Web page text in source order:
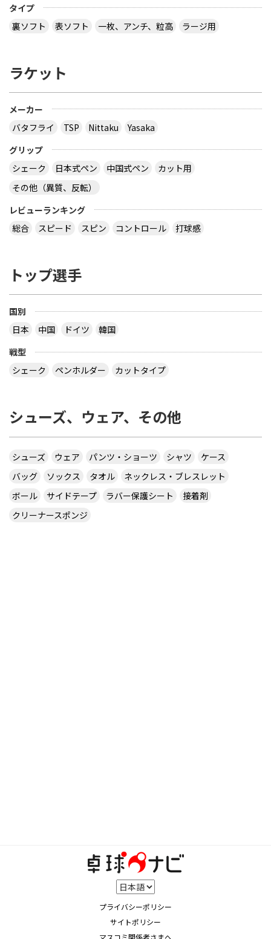
タイプ
裏ソフト
表ソフト 一枚、アンチ、粒高 ラージ用
ラケット
メーカー
バタフライ
TSP Nittaku
Yasaka
グリップ
シェーク
日本式ペン 中国式ペン
カット用
その他（異質、反転）
レビューランキング
総合
スピード スピン コントロール 打球感
トップ選手
国別
日本
中国 ドイツ
韓国
戦型
シェーク
ペンホルダー カットタイプ
シューズ、ウェア、その他
シューズ ウェア パンツ・ショーツ シャツ
ケース
バッグ
ソックス タオル
ネックレス・ブレスレット
ボール
サイドテープ ラバー保護シート
接着剤
クリーナースポンジ
プライバシーポリシー
サイトポリシー
マスコミ関係者さまへ